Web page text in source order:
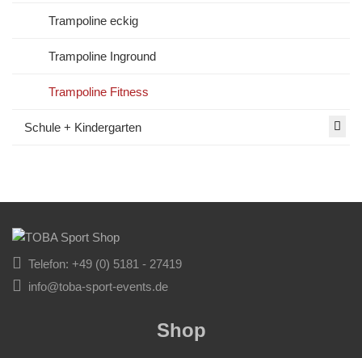
Trampoline eckig
Trampoline Inground
Trampoline Fitness
Schule + Kindergarten
Telefon: +49 (0) 5181 - 27419
info@toba-sport-events.de
Shop